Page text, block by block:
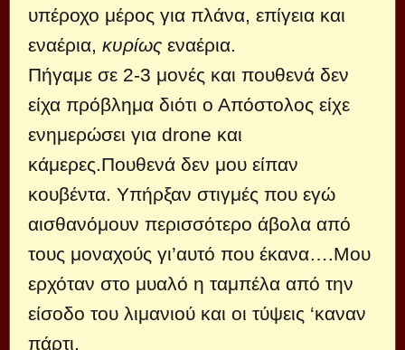
υπέροχο μέρος για πλάνα, επίγεια και
εναέρια, κυρίως εναέρια.
Πήγαμε σε 2-3 μονές και πουθενά δεν
είχα πρόβλημα διότι ο Απόστολος είχε
ενημερώσει για drone και
κάμερες.Πουθενά δεν μου είπαν
κουβέντα. Υπήρξαν στιγμές που εγώ
αισθανόμουν περισσότερο άβολα από
τους μοναχούς γι’αυτό που έκανα….Μου
ερχόταν στο μυαλό η ταμπέλα από την
είσοδο του λιμανιού και οι τύψεις ‘καναν
πάρτι.